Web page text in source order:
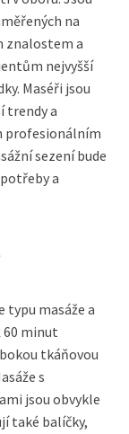
na
znalostem a
nejvyšší
Maséři jsou
trendy a
profesionálním
sezení bude
a
typu masáže a
60 minut
tkáňovou
s
jsou obvykle
také balíčky,